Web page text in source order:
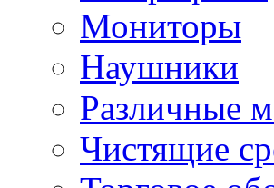
Мониторы
Наушники
Различные
Чистящие